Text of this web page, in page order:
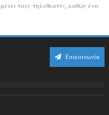
τους τηλεθεατές, καθώς ένα
Επικοινωνία